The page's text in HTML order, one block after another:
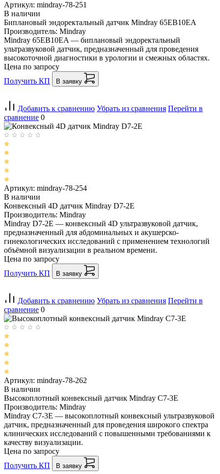
Артикул: mindray-78-251
В наличии
Биплановый эндоректальный датчик Mindray 65EB10EA
Производитель: Mindray
Mindray 65EB10EA — биплановый эндоректальный
ультразвуковой датчик, предназначенный для проведения
высокоточной диагностики в урологии и смежных областях.
Цена по запросу
Получить КП
В заявку
Добавить к сравнению Убрать из сравнения Перейти в
сравнение 0
Артикул: mindray-78-254
В наличии
Конвексный 4D датчик Mindray D7-2E
Производитель: Mindray
Mindray D7-2E — конвексный 4D ультразвуковой датчик,
предназначенный для абдоминальных и акушерско-
гинекологических исследований с применением технологий
объёмной визуализации в реальном времени.
Цена по запросу
Получить КП
В заявку
Добавить к сравнению Убрать из сравнения Перейти в
сравнение 0
Артикул: mindray-78-262
В наличии
Высокоплотный конвексный датчик Mindray C7-3E
Производитель: Mindray
Mindray C7-3E — высокоплотный конвексный ультразвуковой
датчик, предназначенный для проведения широкого спектра
клинических исследований с повышенными требованиями к
качеству визуализации.
Цена по запросу
Получить КП
В заявку